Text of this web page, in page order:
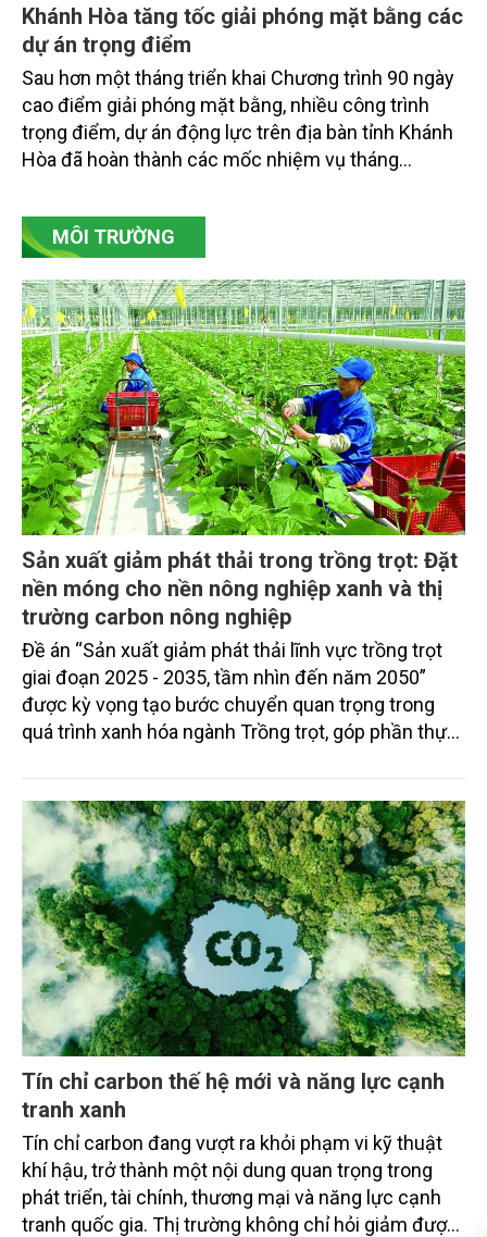
Khánh Hòa tăng tốc giải phóng mặt bằng các
dự án trọng điểm
Sau hơn một tháng triển khai Chương trình 90 ngày
cao điểm giải phóng mặt bằng, nhiều công trình
trọng điểm, dự án động lực trên địa bàn tỉnh Khánh
Hòa đã hoàn thành các mốc nhiệm vụ tháng
vụ tháng 8 và tháng 9 đang được tiếp tục triển khai
với tiến độ khác nhau.
MÔI TRƯỜNG
Sản xuất giảm phát thải trong trồng trọt: Đặt
nền móng cho nền nông nghiệp xanh và thị
trường carbon nông nghiệp
Đề án “Sản xuất giảm phát thải lĩnh vực trồng trọt
giai đoạn 2025 - 2035, tầm nhìn đến năm 2050”
được kỳ vọng tạo bước chuyển quan trọng trong
quá trình xanh hóa ngành Trồng trọt, góp phần thực
đồng thời mở ra cơ hội hình thành thị trường sản
phẩm phát thải thấp và tín chỉ carbon trong nông
nghiệp.
Tín chỉ carbon thế hệ mới và năng lực cạnh
tranh xanh
Tín chỉ carbon đang vượt ra khỏi phạm vi kỹ thuật
khí hậu, trở thành một nội dung quan trọng trong
phát triển, tài chính, thương mại và năng lực cạnh
tranh quốc gia. Thị trường không chỉ hỏi giảm được